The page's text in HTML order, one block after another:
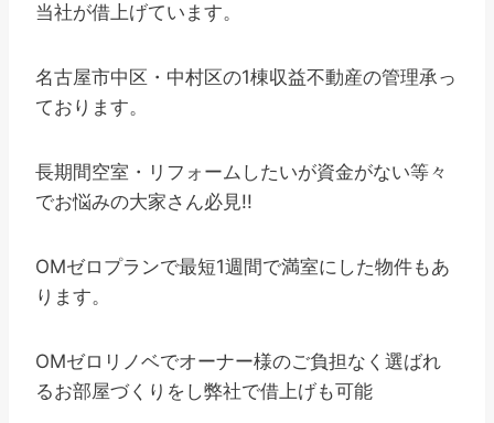
当社が借上げています。
名古屋市中区・中村区の1棟収益不動産の管理承っ
ております。
長期間空室・リフォームしたいが資金がない等々
でお悩みの大家さん必見!!
OMゼロプランで最短1週間で満室にした物件もあ
ります。
OMゼロリノベでオーナー様のご負担なく選ばれ
るお部屋づくりをし弊社で借上げも可能